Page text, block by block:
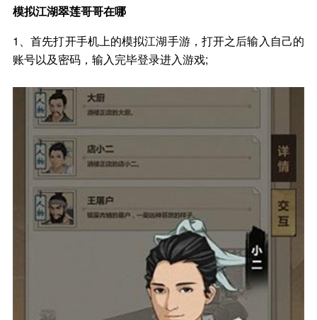
模拟江湖翠莲哥哥在哪
1、首先打开手机上的模拟江湖手游，打开之后输入自己的
账号以及密码，输入完毕登录进入游戏;